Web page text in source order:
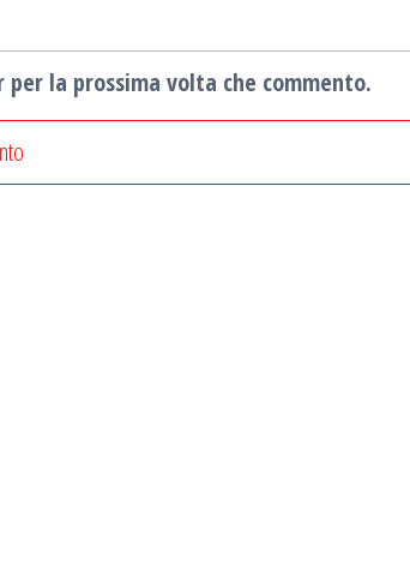
la prossima volta che commento.